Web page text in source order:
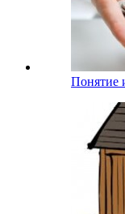
Понятие